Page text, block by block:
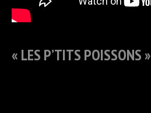
« LES P’TITS POISSONS »